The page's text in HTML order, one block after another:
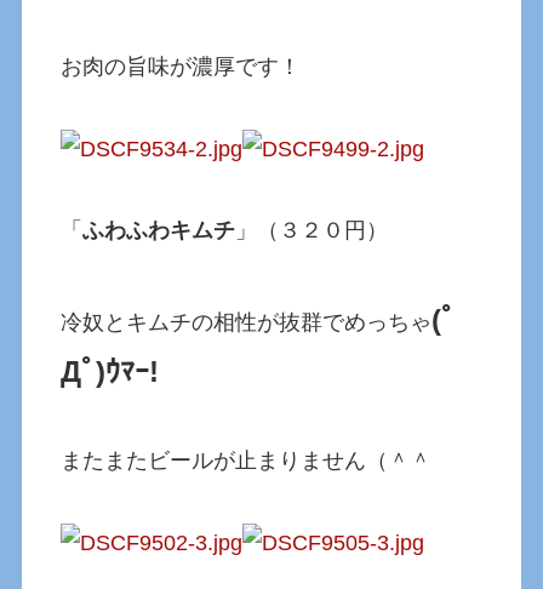
お肉の旨味が濃厚です！
「ふわふわキムチ 」（３２０円）
冷奴とキムチの相性が抜群でめっちゃ(ﾟ
Дﾟ)ｳﾏｰ!
またまたビールが止まりません（＾＾